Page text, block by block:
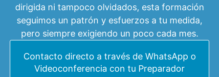
dirigida ni tampoco olvidados, esta formación
seguimos un patrón y esfuerzos a tu medida,
pero siempre exigiendo un poco cada mes.
Contacto directo a través de WhatsApp o
Videoconferencia con tu Preparador